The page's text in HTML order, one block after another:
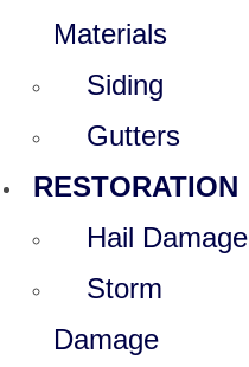
Materials
Siding
Gutters
RESTORATION
Hail Damage
Storm
Damage